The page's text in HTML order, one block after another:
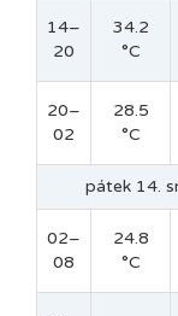
14–
20
34.2
°C
20–
02
28.5
°C
pátek 14.
02–
08
24.8
°C